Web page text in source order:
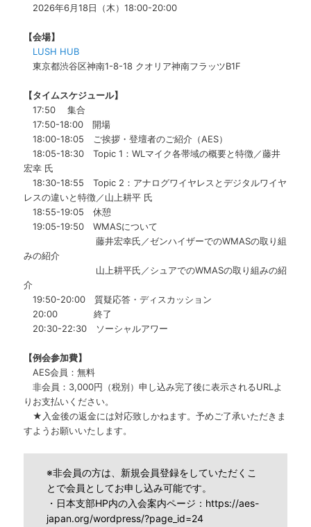
2026年6月18日（木）18:00-20:00
【会場】
LUSH HUB
東京都渋谷区神南1-8-18 クオリア神南フラッツB1F
【タイムスケジュール】
17:50 集合
17:50-18:00 開場
18:00-18:05 ご挨拶・登壇者のご紹介（AES）
18:05-18:30 Topic 1：WLマイク各帯域の概要と特徴／藤井
宏幸 氏
18:30-18:55 Topic 2：アナログワイヤレスとデジタルワイヤ
レスの違いと特徴／山上耕平 氏
18:55-19:05 休憩
19:05-19:50 WMASについて
藤井宏幸氏／ゼンハイザーでのWMASの取り組
みの紹介
山上耕平氏／シュアでのWMASの取り組みの紹
介
19:50-20:00 質疑応答・ディスカッション
20:00 終了
20:30-22:30 ソーシャルアワー
【例会参加費】
AES会員：無料
非会員：3,000円（税別）申し込み完了後に表示されるURLよ
りお支払いください。
★入金後の返金には対応致しかねます。予めご了承いただきま
すようお願いいたします。
※非会員の方は、新規会員登録をしていただくこ
とで会員としてお申し込み可能です。
・日本支部HP内の入会案内ページ： https://aes-
japan.org/wordpress/?page_id=24